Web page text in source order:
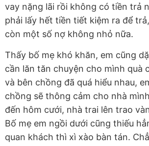
vay nặng lãi rồi không có tiền trả
phải lấy hết tiền tiết kiệm ra để
còn một số nợ không nhỏ nữa.
Thấy bố mẹ khó khăn, em cũng
cần lăn tăn chuyện cho mình quà
và bên chồng đã quá hiểu nhau,
chồng sẽ thông cảm cho nhà
đến hôm cưới, nhà trai lên trao
Bố mẹ em ngồi dưới cũng thiếu
quan khách thì xì xào bàn tán.